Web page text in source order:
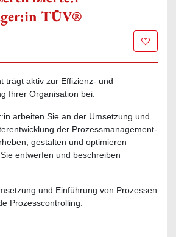
TÜV®
Zur
trägt aktiv zur Effizienz- und
Ihrer Organisation bei.
arbeiten Sie an der Umsetzung und
der Prozessmanagement-
gestalten und optimieren
entwerfen und beschreiben
und Einführung von Prozessen
Prozesscontrolling.